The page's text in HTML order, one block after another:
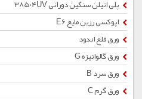
پلی اتیلن سنگین دورانی 38504UV
اپوکسی رزین مایع E6
ورق قلع اندود
ورق گالوانیزه G
ورق سرد B
ورق گرم C